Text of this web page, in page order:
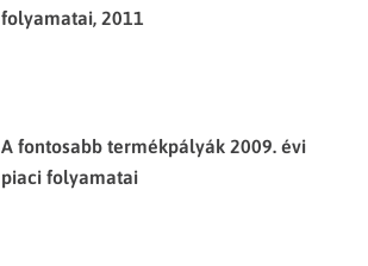
folyamatai, 2011
A fontosabb termékpályák 2009. évi
piaci folyamatai